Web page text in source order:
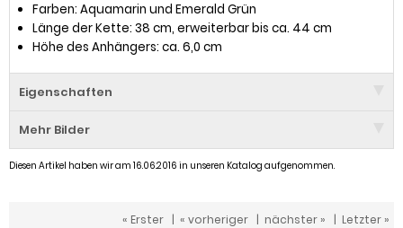
Farben: Aquamarin und Emerald Grün
Länge der Kette: 38 cm, erweiterbar bis ca. 44 cm
Höhe des Anhängers: ca. 6,0 cm
Eigenschaften
Mehr Bilder
Diesen Artikel haben wir am 16.06.2016 in unseren Katalog aufgenommen.
« Erster | « vorheriger | nächster » | Letzter »